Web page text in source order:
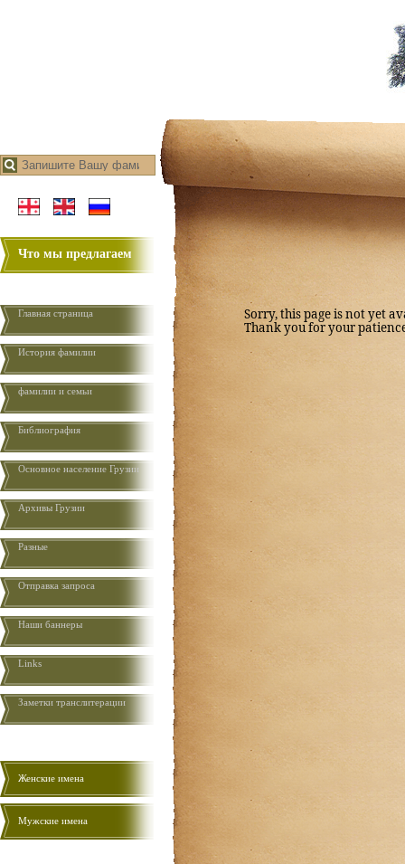
Что мы предлагаем
Главная страница
История фамилии
фамилии и семьи
Библиография
Основное население Грузии
Aрхивы Грузии
Разные
Отправка запроса
Наши баннеры
Links
Заметки транслитерации
Женские имена
Мужские имена
Sorry, this page is not yet
Thank you for your